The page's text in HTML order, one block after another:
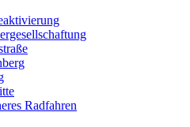
Radfahren